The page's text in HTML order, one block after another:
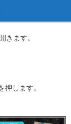
きます。
押します。